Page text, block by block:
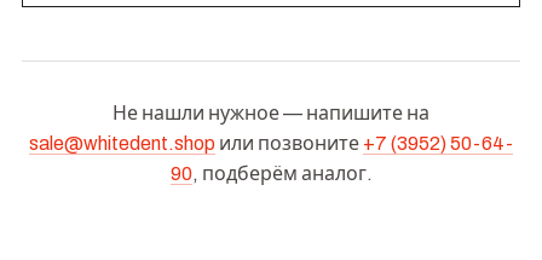
Не нашли нужное — напишите на
sale@whitedent.shop или позвоните +7 (3952) 50-64-
90, подберём аналог.